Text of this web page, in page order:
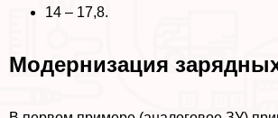
14 – 17,8.
Модернизация